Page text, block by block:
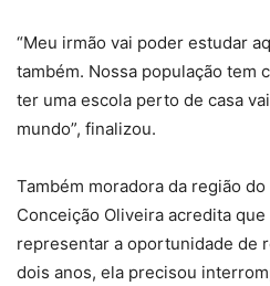
“Meu irmão vai poder estudar
também. Nossa população tem
ter uma escola perto de casa
mundo”, finalizou.
Também moradora da região
Conceição Oliveira acredita
representar a oportunidade de
dois anos, ela precisou